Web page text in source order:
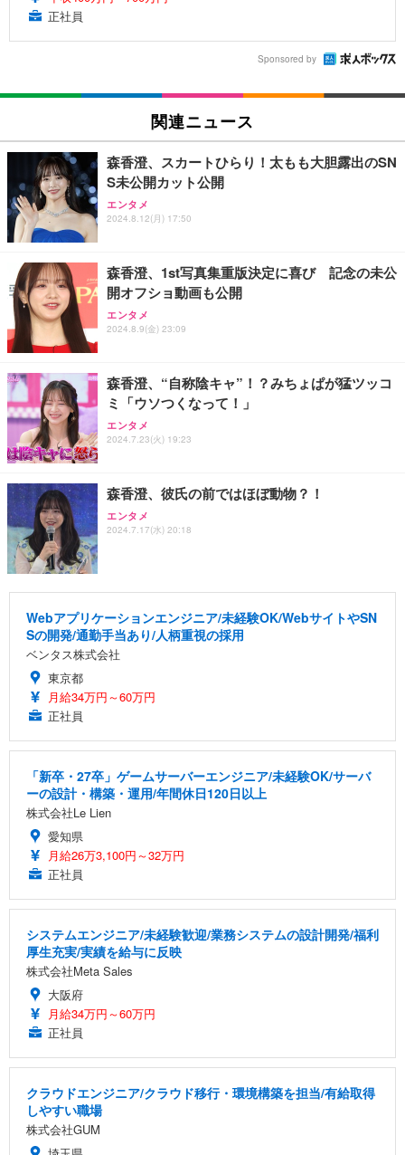
正社員
Sponsored by
関連ニュース
森香澄、スカートひらり！太もも大胆露出のSN
S未公開カット公開
エンタメ
2024.8.12(月) 17:50
森香澄、1st写真集重版決定に喜び 記念の未公
開オフショ動画も公開
エンタメ
2024.8.9(金) 23:09
森香澄、“自称陰キャ”！？みちょぱが猛ツッコ
ミ「ウソつくなって！」
エンタメ
2024.7.23(火) 19:23
森香澄、彼氏の前ではほぼ動物？！
エンタメ
2024.7.17(水) 20:18
Webアプリケーションエンジニア/未経験OK/WebサイトやSN
Sの開発/通勤手当あり/人柄重視の採用
ベンタス株式会社
東京都
月給34万円～60万円
正社員
「新卒・27卒」ゲームサーバーエンジニア/未経験OK/サーバ
ーの設計・構築・運用/年間休日120日以上
株式会社Le Lien
愛知県
月給26万3,100円～32万円
正社員
システムエンジニア/未経験歓迎/業務システムの設計開発/福利
厚生充実/実績を給与に反映
株式会社Meta Sales
大阪府
月給34万円～60万円
正社員
クラウドエンジニア/クラウド移行・環境構築を担当/有給取得
しやすい職場
株式会社GUM